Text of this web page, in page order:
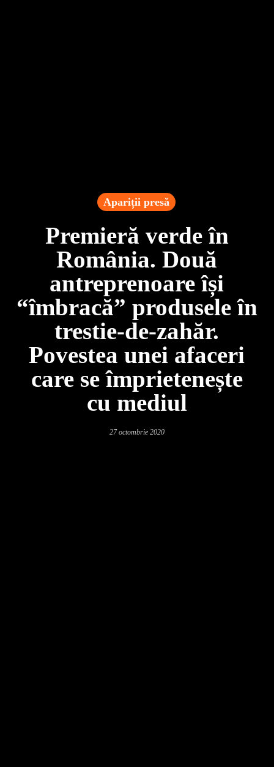
Apariții presă
Premieră verde în
România. Două
antreprenoare își
“îmbracă” produsele în
trestie-de-zahăr.
Povestea unei afaceri
care se împrietenește
cu mediul
27 octombrie 2020